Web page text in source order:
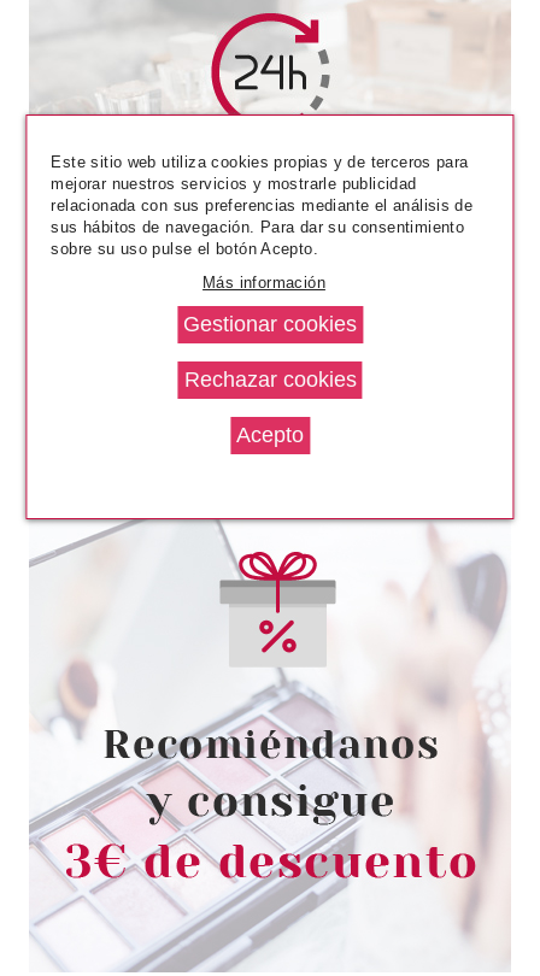
ESSENCE I LOVE TRENDS
ESMALTE DE UÑAS 33 ROSE
BEATS
Pvr 2.50€
-28%
desde
1.80€
ESSENCE
ESSENCE UÑAS POSTIZAS
NAILS IN STYLE 14 ROSE AND
SHINE
-17%
desde
3.15€
Este sitio web utiliza cookies propias y de terceros para
mejorar nuestros servicios y mostrarle publicidad
relacionada con sus preferencias mediante el análisis de
sus hábitos de navegación. Para dar su consentimiento
sobre su uso pulse el botón Acepto.
Más información